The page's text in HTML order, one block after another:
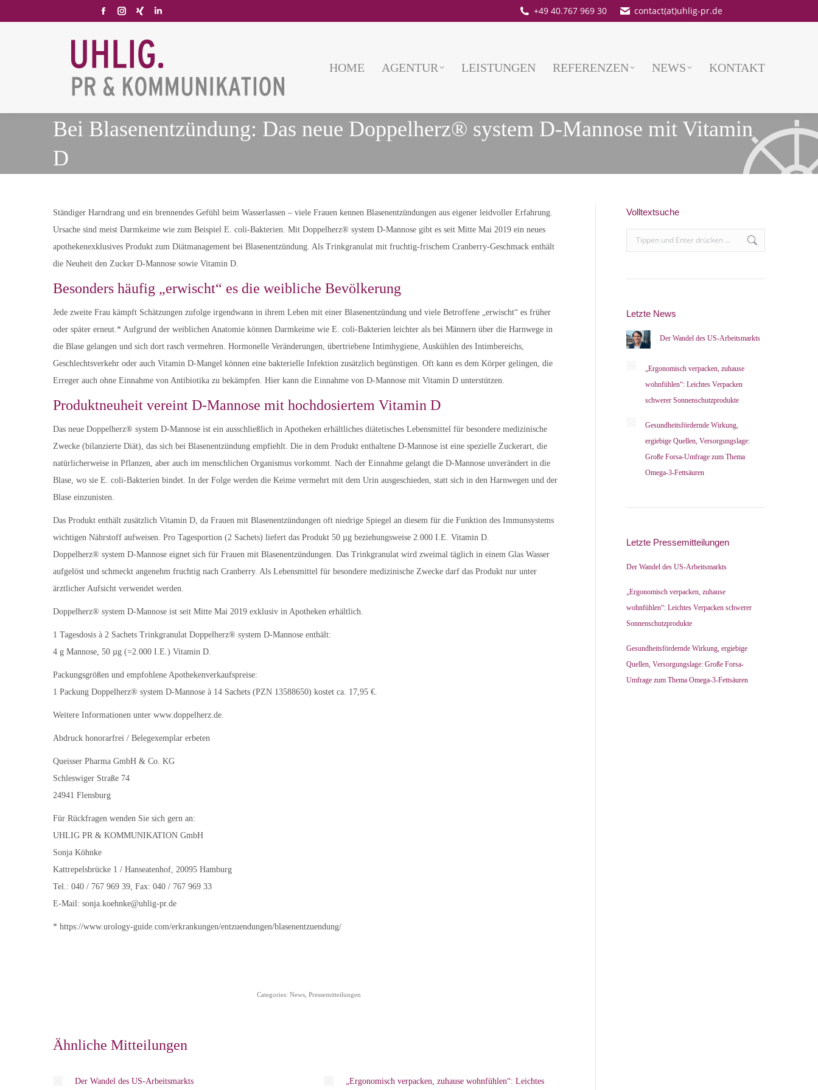
Facebook
opens
new
window
Instagram
opens
in
new
window
XING
opens
in
new
window
in
new
window
+49 40.767 969 30 contact(at)uhlig-pr.de
HOME AGENTUR LEISTUNGEN REFERENZEN NEWS KONTAKT
Bei Blasenentzündung: Das neue Doppelherz® system D-Mannose mit Vitamin
D
Ständiger Harndrang und ein brennendes Gefühl beim Wasserlassen – viele Frauen kennen Blasenentzündungen aus eigener leidvoller Erfahrung.
Ursache sind meist Darmkeime wie zum Beispiel E. coli-Bakterien. Mit Doppelherz® system D-Mannose gibt es seit Mitte Mai 2019 ein neues
apothekenexklusives Produkt zum Diätmanagement bei Blasenentzündung. Als Trinkgranulat mit fruchtig-frischem Cranberry-Geschmack enthält
die Neuheit den Zucker D-Mannose sowie Vitamin D.
Besonders häufig „erwischt“ es die weibliche Bevölkerung
Jede zweite Frau kämpft Schätzungen zufolge irgendwann in ihrem Leben mit einer Blasenentzündung und viele Betroffene „erwischt“ es früher
oder später erneut.* Aufgrund der weiblichen Anatomie können Darmkeime wie E. coli-Bakterien leichter als bei Männern über die Harnwege in
die Blase gelangen und sich dort rasch vermehren. Hormonelle Veränderungen, übertriebene Intimhygiene, Auskühlen des Intimbereichs,
Geschlechtsverkehr oder auch Vitamin D-Mangel können eine bakterielle Infektion zusätzlich begünstigen. Oft kann es dem Körper gelingen, die
Erreger auch ohne Einnahme von Antibiotika zu bekämpfen. Hier kann die Einnahme von D-Mannose mit Vitamin D unterstützen.
Produktneuheit vereint D-Mannose mit hochdosiertem Vitamin D
Das neue Doppelherz® system D-Mannose ist ein ausschließlich in Apotheken erhältliches diätetisches Lebensmittel für besondere medizinische
Zwecke (bilanzierte Diät), das sich bei Blasenentzündung empfiehlt. Die in dem Produkt enthaltene D-Mannose ist eine spezielle Zuckerart, die
natürlicherweise in Pflanzen, aber auch im menschlichen Organismus vorkommt. Nach der Einnahme gelangt die D-Mannose unverändert in die
Blase, wo sie E. coli-Bakterien bindet. In der Folge werden die Keime vermehrt mit dem Urin ausgeschieden, statt sich in den Harnwegen und der
Blase einzunisten.
Das Produkt enthält zusätzlich Vitamin D, da Frauen mit Blasenentzündungen oft niedrige Spiegel an diesem für die Funktion des Immunsystems
wichtigen Nährstoff aufweisen. Pro Tagesportion (2 Sachets) liefert das Produkt 50 µg beziehungsweise 2.000 I.E. Vitamin D.
Doppelherz® system D-Mannose eignet sich für Frauen mit Blasenentzündungen. Das Trinkgranulat wird zweimal täglich in einem Glas Wasser
aufgelöst und schmeckt angenehm fruchtig nach Cranberry. Als Lebensmittel für besondere medizinische Zwecke darf das Produkt nur unter
ärztlicher Aufsicht verwendet werden.
Doppelherz® system D-Mannose ist seit Mitte Mai 2019 exklusiv in Apotheken erhältlich.
1 Tagesdosis à 2 Sachets Trinkgranulat Doppelherz® system D-Mannose enthält:
4 g Mannose, 50 µg (=2.000 I.E.) Vitamin D.
Packungsgrößen und empfohlene Apothekenverkaufspreise:
1 Packung Doppelherz® system D-Mannose à 14 Sachets (PZN 13588650) kostet ca. 17,95 €.
Weitere Informationen unter www.doppelherz.de.
Abdruck honorarfrei / Belegexemplar erbeten
Queisser Pharma GmbH & Co. KG
Schleswiger Straße 74
24941 Flensburg
Für Rückfragen wenden Sie sich gern an:
UHLIG PR & KOMMUNIKATION GmbH
Sonja Köhnke
Kattrepelsbrücke 1 / Hanseatenhof, 20095 Hamburg
Tel.: 040 / 767 969 39, Fax: 040 / 767 969 33
E-Mail: sonja.koehnke@uhlig-pr.de
* https://www.urology-guide.com/erkrankungen/entzuendungen/blasenentzuendung/
Categories: News, Pressemitteilungen
Ähnliche Mitteilungen
Der Wandel des US-Arbeitsmarkts „Ergonomisch verpacken, zuhause wohnfühlen“: Leichtes
Volltextsuche
Search:
Letzte News
Der Wandel des US-Arbeitsmarkts
„Ergonomisch verpacken, zuhause
wohnfühlen“: Leichtes Verpacken
schwerer Sonnenschutzprodukte
Gesundheitsfördernde Wirkung,
ergiebige Quellen, Versorgungslage:
Große Forsa-Umfrage zum Thema
Omega-3-Fettsäuren
Letzte Pressemitteilungen
Der Wandel des US-Arbeitsmarkts
„Ergonomisch verpacken, zuhause
wohnfühlen“: Leichtes Verpacken schwerer
Sonnenschutzprodukte
Gesundheitsfördernde Wirkung, ergiebige
Quellen, Versorgungslage: Große Forsa-
Umfrage zum Thema Omega-3-Fettsäuren